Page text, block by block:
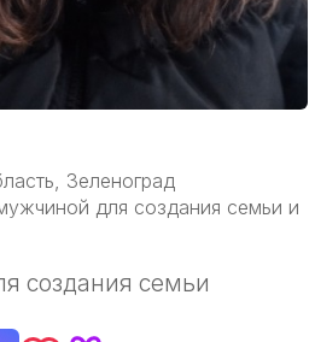
Зеленоград
для создания семьи и
создания семьи